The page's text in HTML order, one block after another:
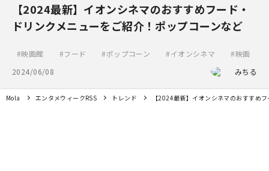
【2024最新】イオンシネマのおすすめフード・
ドリンクメニューをご紹介！ポップコーンなど
映画館 フード ポップコーン イオンシネマ
映画
2024/06/08
みちる
Mola エンタメウィークRSS トレンド 【2024最新】イオンシネマのおすすめ